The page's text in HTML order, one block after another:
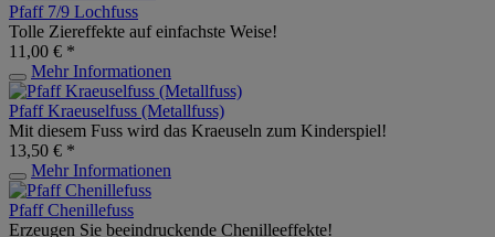
Pfaff 7/9 Lochfuss
Tolle Ziereffekte auf einfachste Weise!
11,00 € *
Mehr Informationen
Pfaff Kraeuselfuss (Metallfuss)
Mit diesem Fuss wird das Kraeuseln zum Kinderspiel!
13,50 € *
Mehr Informationen
Pfaff Chenillefuss
Erzeugen Sie beeindruckende Chenilleeffekte!